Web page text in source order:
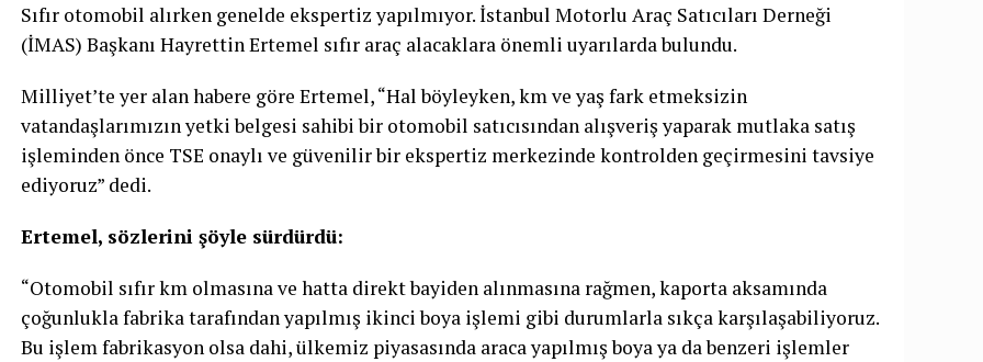
Sıfır otomobil alırken genelde ekspertiz yapılmıyor. İstanbul Motorlu Araç Satıcıları Derneği
(İMAS) Başkanı Hayrettin Ertemel sıfır araç alacaklara önemli uyarılarda bulundu.
Milliyet’te yer alan habere göre Ertemel, “Hal böyleyken, km ve yaş fark etmeksizin
vatandaşlarımızın yetki belgesi sahibi bir otomobil satıcısından alışveriş yaparak mutlaka satış
işleminden önce TSE onaylı ve güvenilir bir ekspertiz merkezinde kontrolden geçirmesini tavsiye
ediyoruz” dedi.
Ertemel, sözlerini şöyle sürdürdü:
“Otomobil sıfır km olmasına ve hatta direkt bayiden alınmasına rağmen, kaporta aksamında
çoğunlukla fabrika tarafından yapılmış ikinci boya işlemi gibi durumlarla sıkça karşılaşabiliyoruz.
Bu işlem fabrikasyon olsa dahi, ülkemiz piyasasında araca yapılmış boya ya da benzeri işlemler